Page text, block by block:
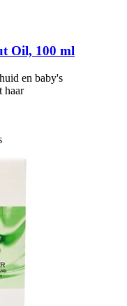
Oil, 100 ml
en baby's
haar